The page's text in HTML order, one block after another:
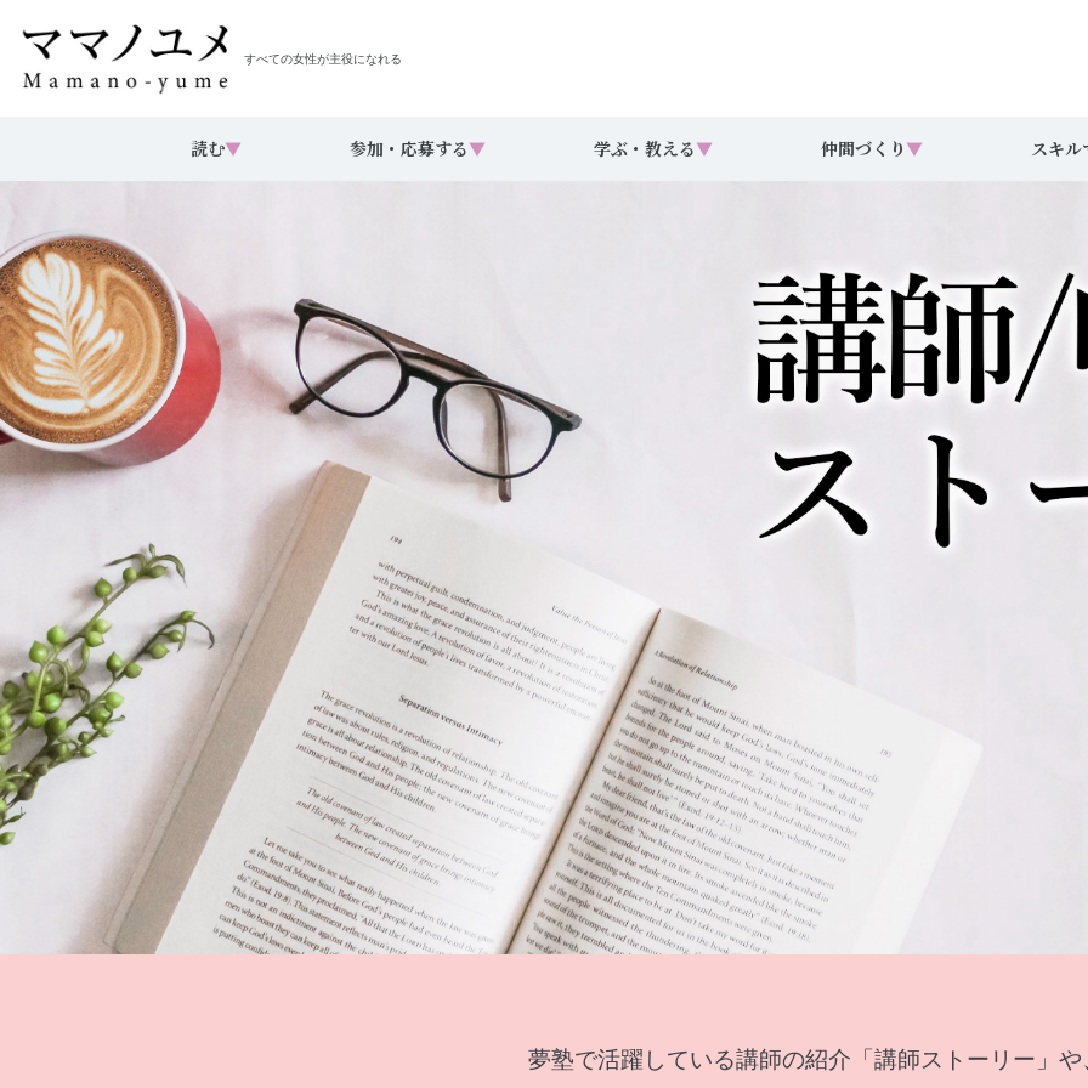
すべての女性が主役になれる
読む▼ 参加・応募する▼ 学ぶ・教える▼ 仲間づくり ▼ スキル
夢塾で活躍している講師の紹介「講師ストーリー」や